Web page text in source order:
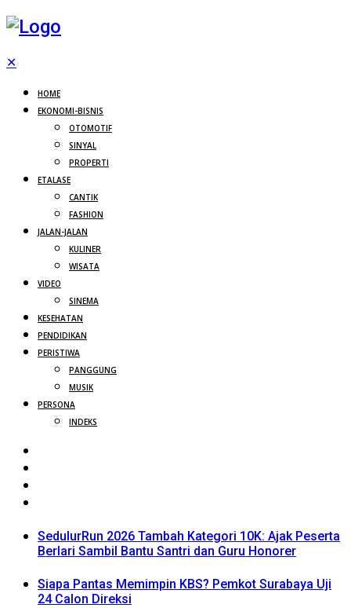
✕
HOME
EKONOMI-BISNIS
OTOMOTIF
SINYAL
PROPERTI
ETALASE
CANTIK
FASHION
JALAN-JALAN
KULINER
WISATA
VIDEO
SINEMA
KESEHATAN
PENDIDIKAN
PERISTIWA
PANGGUNG
MUSIK
PERSONA
INDEKS
SedulurRun 2026 Tambah Kategori 10K: Ajak Peserta
Berlari Sambil Bantu Santri dan Guru Honorer
Siapa Pantas Memimpin KBS? Pemkot Surabaya Uji
24 Calon Direksi